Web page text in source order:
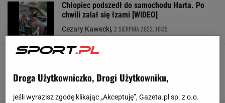
Chłopiec podszedł do samochodu Harta. Po
chwili zalał się łzami [WIDEO]
Cezary Kawecki, 2 SIERPNIA 2022, 16:35
Wielka wpadka Joe Harta po porażce z
kibiców"
Droga Użytkowniczko, Drogi Użytkowniku,
jeśli wyrazisz zgodę klikając „Akceptuję”, Gazeta.pl sp. z o.o.